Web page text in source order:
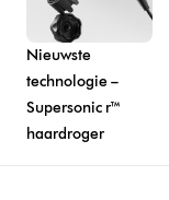
Nieuwste
technologie –
Supersonic r™
haardroger